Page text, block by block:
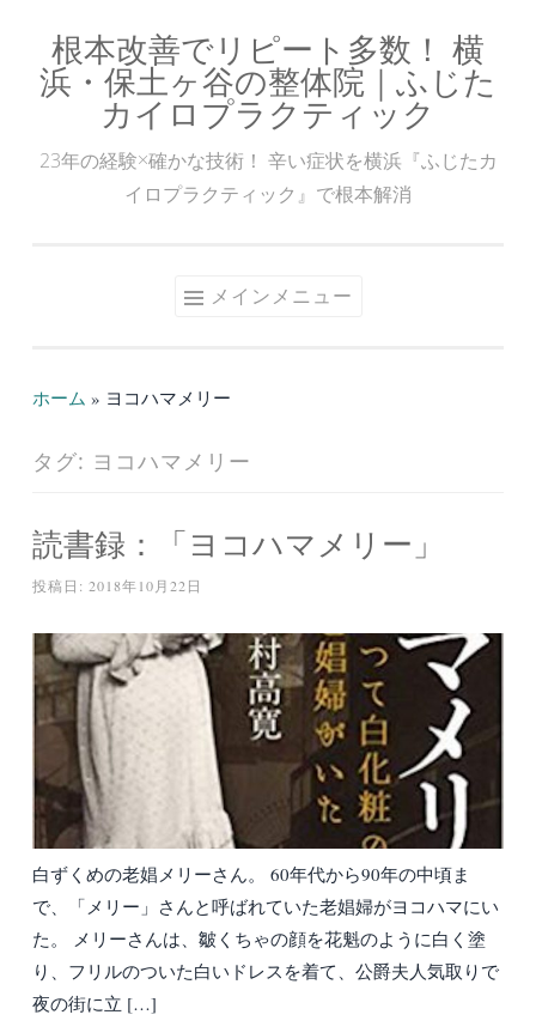
ン
根本改善でリピート多数！ 横
浜・保土ヶ谷の整体院｜ふじた
カイロプラクティック
23年の経験×確かな技術！ 辛い症状を横浜『ふじたカ
イロプラクティック』で根本解消
メインメニュー
ホーム » ヨコハマメリー
タグ: ヨコハマメリー
読書録：「ヨコハマメリー」
投稿日: 2018年10月22日
白ずくめの老娼メリーさん。 60年代から90年の中頃ま
で、「メリー」さんと呼ばれていた老娼婦がヨコハマにい
た。 メリーさんは、皺くちゃの顔を花魁のように白く塗
り、フリルのついた白いドレスを着て、公爵夫人気取りで
夜の街に立 […]